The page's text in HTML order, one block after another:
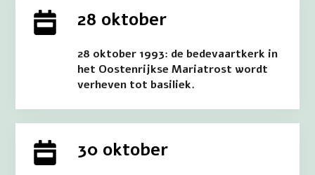
28 oktober
28 oktober 1993: de bedevaartkerk in
het Oostenrijkse Mariatrost wordt
verheven tot basiliek.
30 oktober